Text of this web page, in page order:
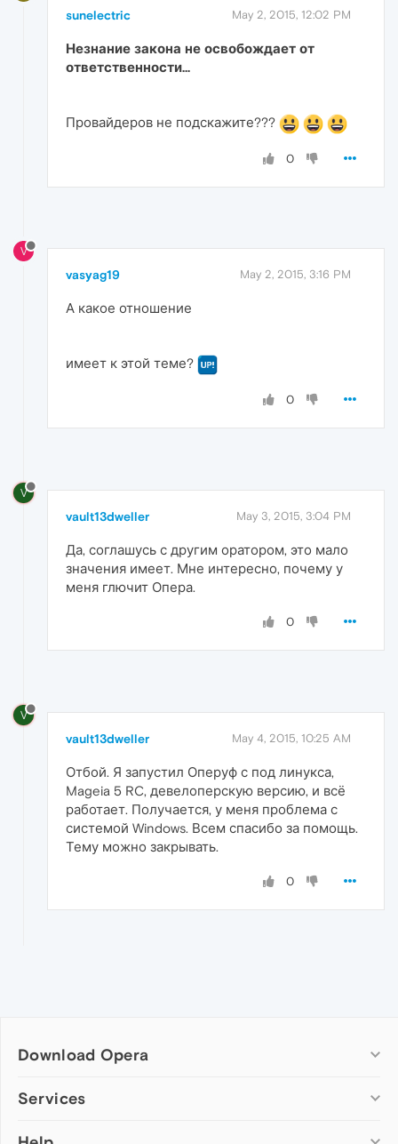
sunelectric May 2, 2015, 12:02 PM
Незнание закона не освобождает от
ответственности...
Провайдеров не подскажите???
0
V
vasyag19 May 2, 2015, 3:16 PM
А какое отношение
имеет к этой теме?
0
V
vault13dweller May 3, 2015, 3:04 PM
Да, соглашусь с другим оратором, это мало
значения имеет. Мне интересно, почему у
меня глючит Опера.
0
V
vault13dweller May 4, 2015, 10:25 AM
Отбой. Я запустил Оперуф с под линукса,
Mageia 5 RC, девелоперскую версию, и всё
работает. Получается, у меня проблема с
системой Windows. Всем спасибо за помощь.
Тему можно закрывать.
0
Download Opera
Computer browsers
Services
Add-ons